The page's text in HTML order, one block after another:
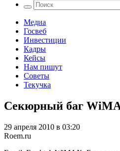
Медиа
Госвеб
Инвестиции
Кадры
Кейсы
Нам пишут
Советы
Текучка
Секюрный баг
29 апреля 2010 в 03:20
Roem.ru